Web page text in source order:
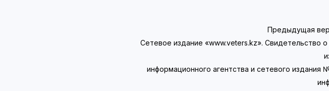
Предыдущая
Сетевое издание «www.veters.kz». Свидетельство
информационного агентства и сетевого